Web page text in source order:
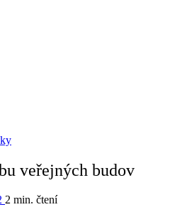
veřejných budov
2 min. čtení